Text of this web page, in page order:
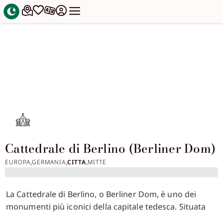
Cattedrale di Berlino (Berliner Dom)
EUROPA,GERMANIA,CITTA,MITTE
La Cattedrale di Berlino, o Berliner Dom, è uno dei
monumenti più iconici della capitale tedesca. Situata